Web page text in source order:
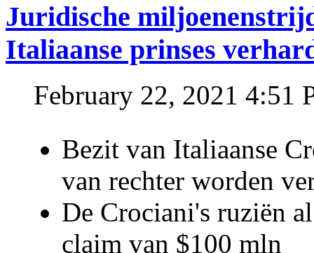
Juridische
Italiaanse prinses
February 22, 2021 4:51
Bezit van Italiaanse
van rechter worden
De Crociani's ruziën
claim van $100 mln